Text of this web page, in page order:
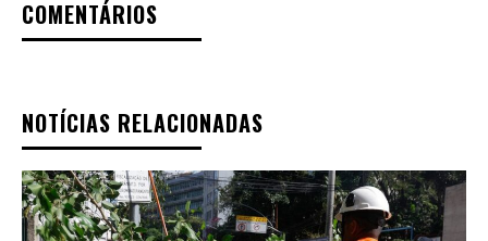
COMENTÁRIOS
NOTÍCIAS RELACIONADAS